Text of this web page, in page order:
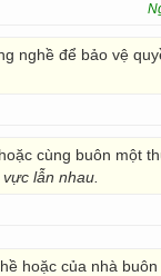
nghề để bảo vệ
cùng buôn một
lẫn nhau.
hoặc của nhà